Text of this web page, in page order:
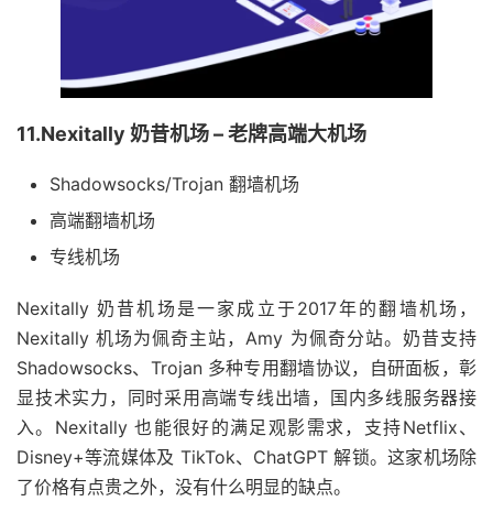
11.Nexitally 奶昔机场 – 老牌高端大机场
Shadowsocks/Trojan 翻墙机场
高端翻墙机场
专线机场
Nexitally 奶昔机场是一家成立于2017年的翻墙机场，
Nexitally 机场为佩奇主站，Amy 为佩奇分站。奶昔支持
Shadowsocks、Trojan 多种专用翻墙协议，自研面板，彰
显技术实力，同时采用高端专线出墙，国内多线服务器接
入。Nexitally 也能很好的满足观影需求，支持Netflix、
Disney+等流媒体及 TikTok、ChatGPT 解锁。这家机场除
了价格有点贵之外，没有什么明显的缺点。